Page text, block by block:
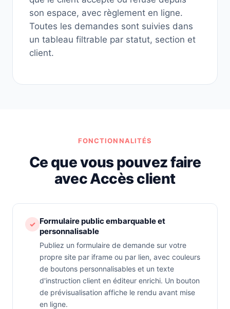
son espace, avec règlement en ligne.
Toutes les demandes sont suivies dans
un tableau filtrable par statut, section et
client.
FONCTIONNALITÉS
Ce que vous pouvez faire
avec Accès client
✓ Formulaire public embarquable et
personnalisable
Publiez un formulaire de demande sur votre
propre site par iframe ou par lien, avec couleurs
de boutons personnalisables et un texte
d'instruction client en éditeur enrichi. Un bouton
de prévisualisation affiche le rendu avant mise
en ligne.